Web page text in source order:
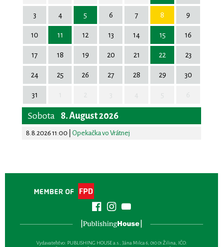
3 4 5 6 7 8 9
10 11 12 13 14 15 16
17 18 19 20 21 22 23
24 25 26 27 28 29 30
31
Sobota 8. August 2026
8.8.2026 11:00 Opekačka vo Vrátnej
Vydavateľsťvo: PUBLISHING HOUSE a.s., Jána Milca 6, 010 01 Žilina, IČO: